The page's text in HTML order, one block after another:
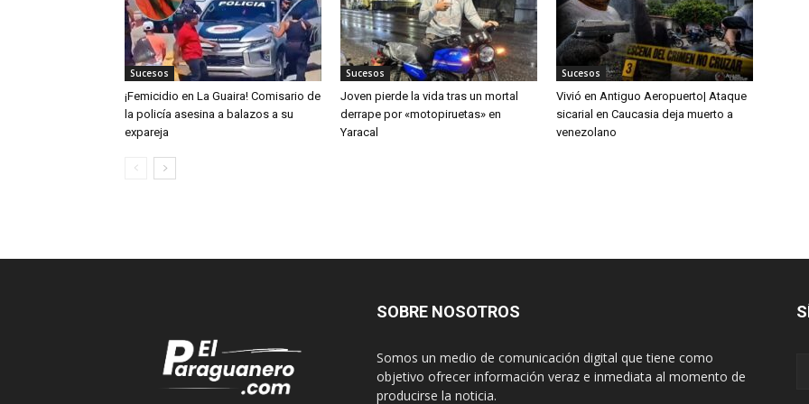
Sucesos
¡Femicidio en La Guaira! Comisario de
la policía asesina a balazos a su
expareja
Sucesos
Joven pierde la vida tras un mortal
derrape por «motopiruetas» en
Yaracal
Sucesos
Vivió en Antiguo Aeropuerto| Ataque
sicarial en Caucasia deja muerto a
venezolano
SOBRE NOSOTROS
Somos un medio de comunicación digital que tiene como
objetivo ofrecer información veraz e inmediata al momento de
producirse la noticia.